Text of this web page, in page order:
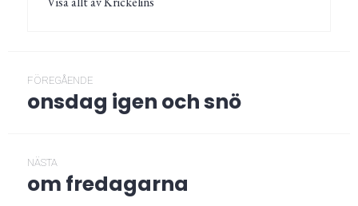
FÖREGÅENDE
Föregående
onsdag igen och snö
NÄSTA
Nästa
om fredagarna